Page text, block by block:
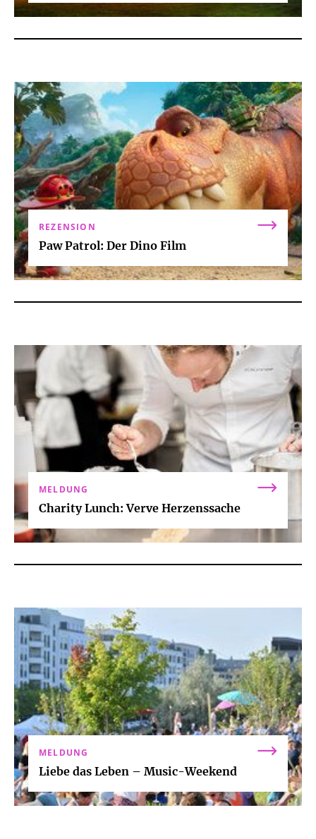
REZENSION
Paw Patrol: Der Dino Film
MELDUNG
Charity Lunch: Verve Herzenssache
MELDUNG
Liebe das Leben – Music-Weekend